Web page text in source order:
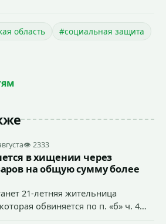
область
#социальная защита
👁 2333
в хищении через
на общую сумму более
21-летняя жительница
обвиняется по п. «б» ч. 4